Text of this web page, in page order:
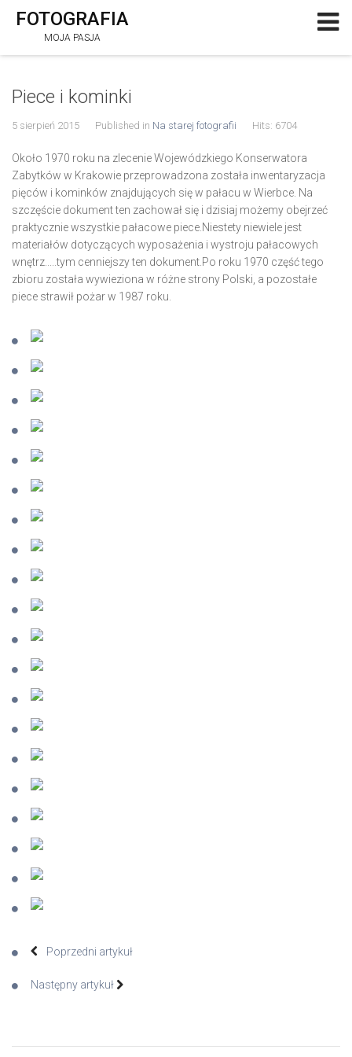
Piece i kominki
5 sierpień 2015 Published in Na starej fotografii Hits: 6704
Około 1970 roku na zlecenie Wojewódzkiego Konserwatora
Zabytków w Krakowie przeprowadzona została inwentaryzacja
pięców i kominków znajdujących się w pałacu w Wierbce. Na
szczęście dokument ten zachował się i dzisiaj możemy obejrzeć
praktycznie wszystkie pałacowe piece.Niestety niewiele jest
materiałów dotyczących wyposażenia i wystroju pałacowych
wnętrz.....tym cenniejszy ten dokument.Po roku 1970 część tego
zbioru została wywieziona w różne strony Polski, a pozostałe
piece strawił pożar w 1987 roku.
Poprzedni artykuł
Następny artykuł
FOTOGRAFIA
MOJA PASJA